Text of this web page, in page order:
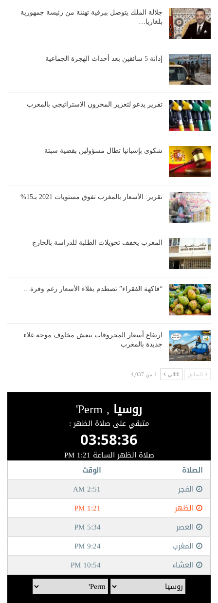
جلالة الملك يتوصل ببرقية تهنئة من رئيسة جمهورية
بلغاريا…
إدانة 5 سائقين بعد أحداث الهجرة الجماعية
تقرير يدعو لتعزيز المخزون الاستراتيجي بالمغرب
شكوى بإسبانيا تطال مسؤولين بقضية سبتة
تقرير: الأسعار بالمغرب تفوق مستويات 2021 بـ15%
المغرب يخفف تحويلات الطلبة للدراسة بالخارج
“فاكهة الفقراء” تصطدم بغلاء الأسعار رغم وفرة…
ارتفاع أسعار المحروقات ينعش مخاوف موجة غلاء
جديدة بالمغرب
السابق التالي 1 من 4,037